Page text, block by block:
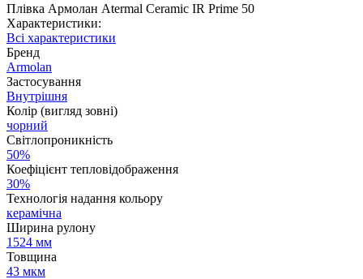
Плівка Армолан Atermal Ceramic IR Prime 50
Характеристики:
Всі характеристики
Бренд
Armolan
Застосування
Внутрішня
Колір (вигляд зовні)
чорний
Світлопроникність
50%
Коефіцієнт тепловідображення
30%
Технологія надання кольору
керамічна
Ширина рулону
1524 мм
Товщина
43 мкм